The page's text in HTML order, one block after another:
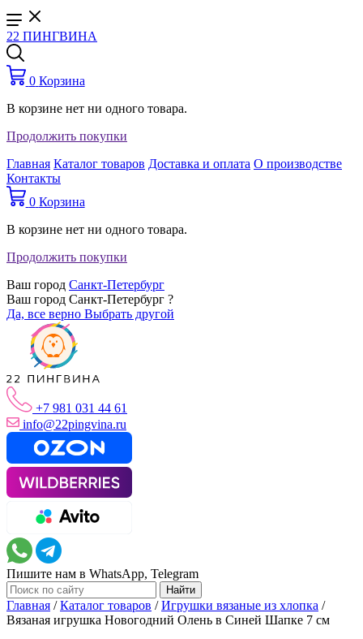
22 ПИНГВИНА
0 Корзина
В корзине нет ни одного товара.
Продолжить покупки
Главная Каталог товаров Доставка и оплата О производстве
Контакты
0 Корзина
В корзине нет ни одного товара.
Продолжить покупки
Ваш город Санкт-Петербург
Ваш город Санкт-Петербург ?
Да, все верно Выбрать другой
+7 981 031 44 61
info@22pingvina.ru
Пишите нам в WhatsApp, Telegram
Главная /Каталог товаров /Игрушки вязаные из хлопка /
Вязаная игрушка Новогодний Олень в Синей Шапке 7 см